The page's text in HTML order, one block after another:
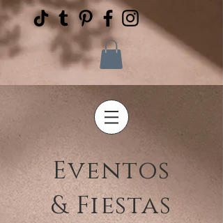
Eventos
& Fiestas